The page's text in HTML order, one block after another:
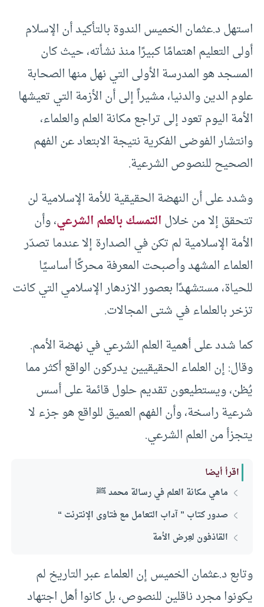
استهل د.عثمان الخميس الندوة بالتأكيد أن الإسلام
أولى التعليم اهتمامًا كبيرًا منذ نشأته، حيث كان
المسجد هو المدرسة الأولى التي نهل منها الصحابة
علوم الدين والدنيا، مشيراً إلى أن الأزمة التي تعيشها
الأمة اليوم تعود إلى تراجع مكانة العلم والعلماء،
وانتشار الفوضى الفكرية نتيجة الابتعاد عن الفهم
الصحيح للنصوص الشرعية.
وشدد على أن النهضة الحقيقية للأمة الإسلامية لن
تتحقق إلا من خلالالتمسك بالعلم الشرعي، وأن
الأمة الإسلامية لم تكن في الصدارة إلا عندما تصدّر
العلماء المشهد وأصبحت المعرفة محركًا أساسيًا
للحياة، مستشهدًا بعصور الازدهار الإسلامي التي كانت
تزخر بالعلماء في شتى المجالات.
كما شدد على أهمية العلم الشرعي في نهضة الأمم.
وقال: إن العلماء الحقيقيين يدركون الواقع أكثر مما
يُظن، ويستطيعون تقديم حلول قائمة على أسس
شرعية راسخة، وأن الفهم العميق للواقع هو جزء لا
يتجزأ من العلم الشرعي.
اقرأ أيضا
ماهي مكانة العلم في رسالة محمد ﷺ
صدور كتاب ” آداب التعامل مع فتاوى الإنترنت “
القاذفون لعِرض الأمة
وتابع د.عثمان الخميس إن العلماء عبر التاريخ لم
يكونوا مجرد ناقلين للنصوص، بل كانوا أهل اجتهاد